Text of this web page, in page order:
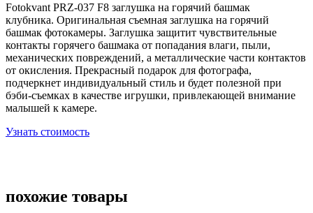
Fotokvant PRZ-037 F8 заглушка на горячий башмак
клубника. Оригинальная съемная заглушка на горячий
башмак фотокамеры. Заглушка защитит чувствительные
контакты горячего башмака от попадания влаги, пыли,
механических повреждений, а металлические части контактов
от окисления. Прекрасный подарок для фотографа,
подчеркнет индивидуальный стиль и будет полезной при
бэби-съемках в качестве игрушки, привлекающей внимание
малышей к камере.
Узнать стоимость
похожие товары